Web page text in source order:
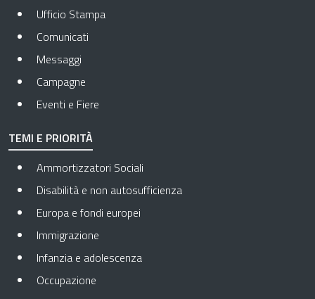
Ufficio Stampa
Comunicati
Messaggi
Campagne
Eventi e Fiere
TEMI E PRIORITÀ
Ammortizzatori Sociali
Disabilità e non autosufficienza
Europa e fondi europei
Immigrazione
Infanzia e adolescenza
Occupazione